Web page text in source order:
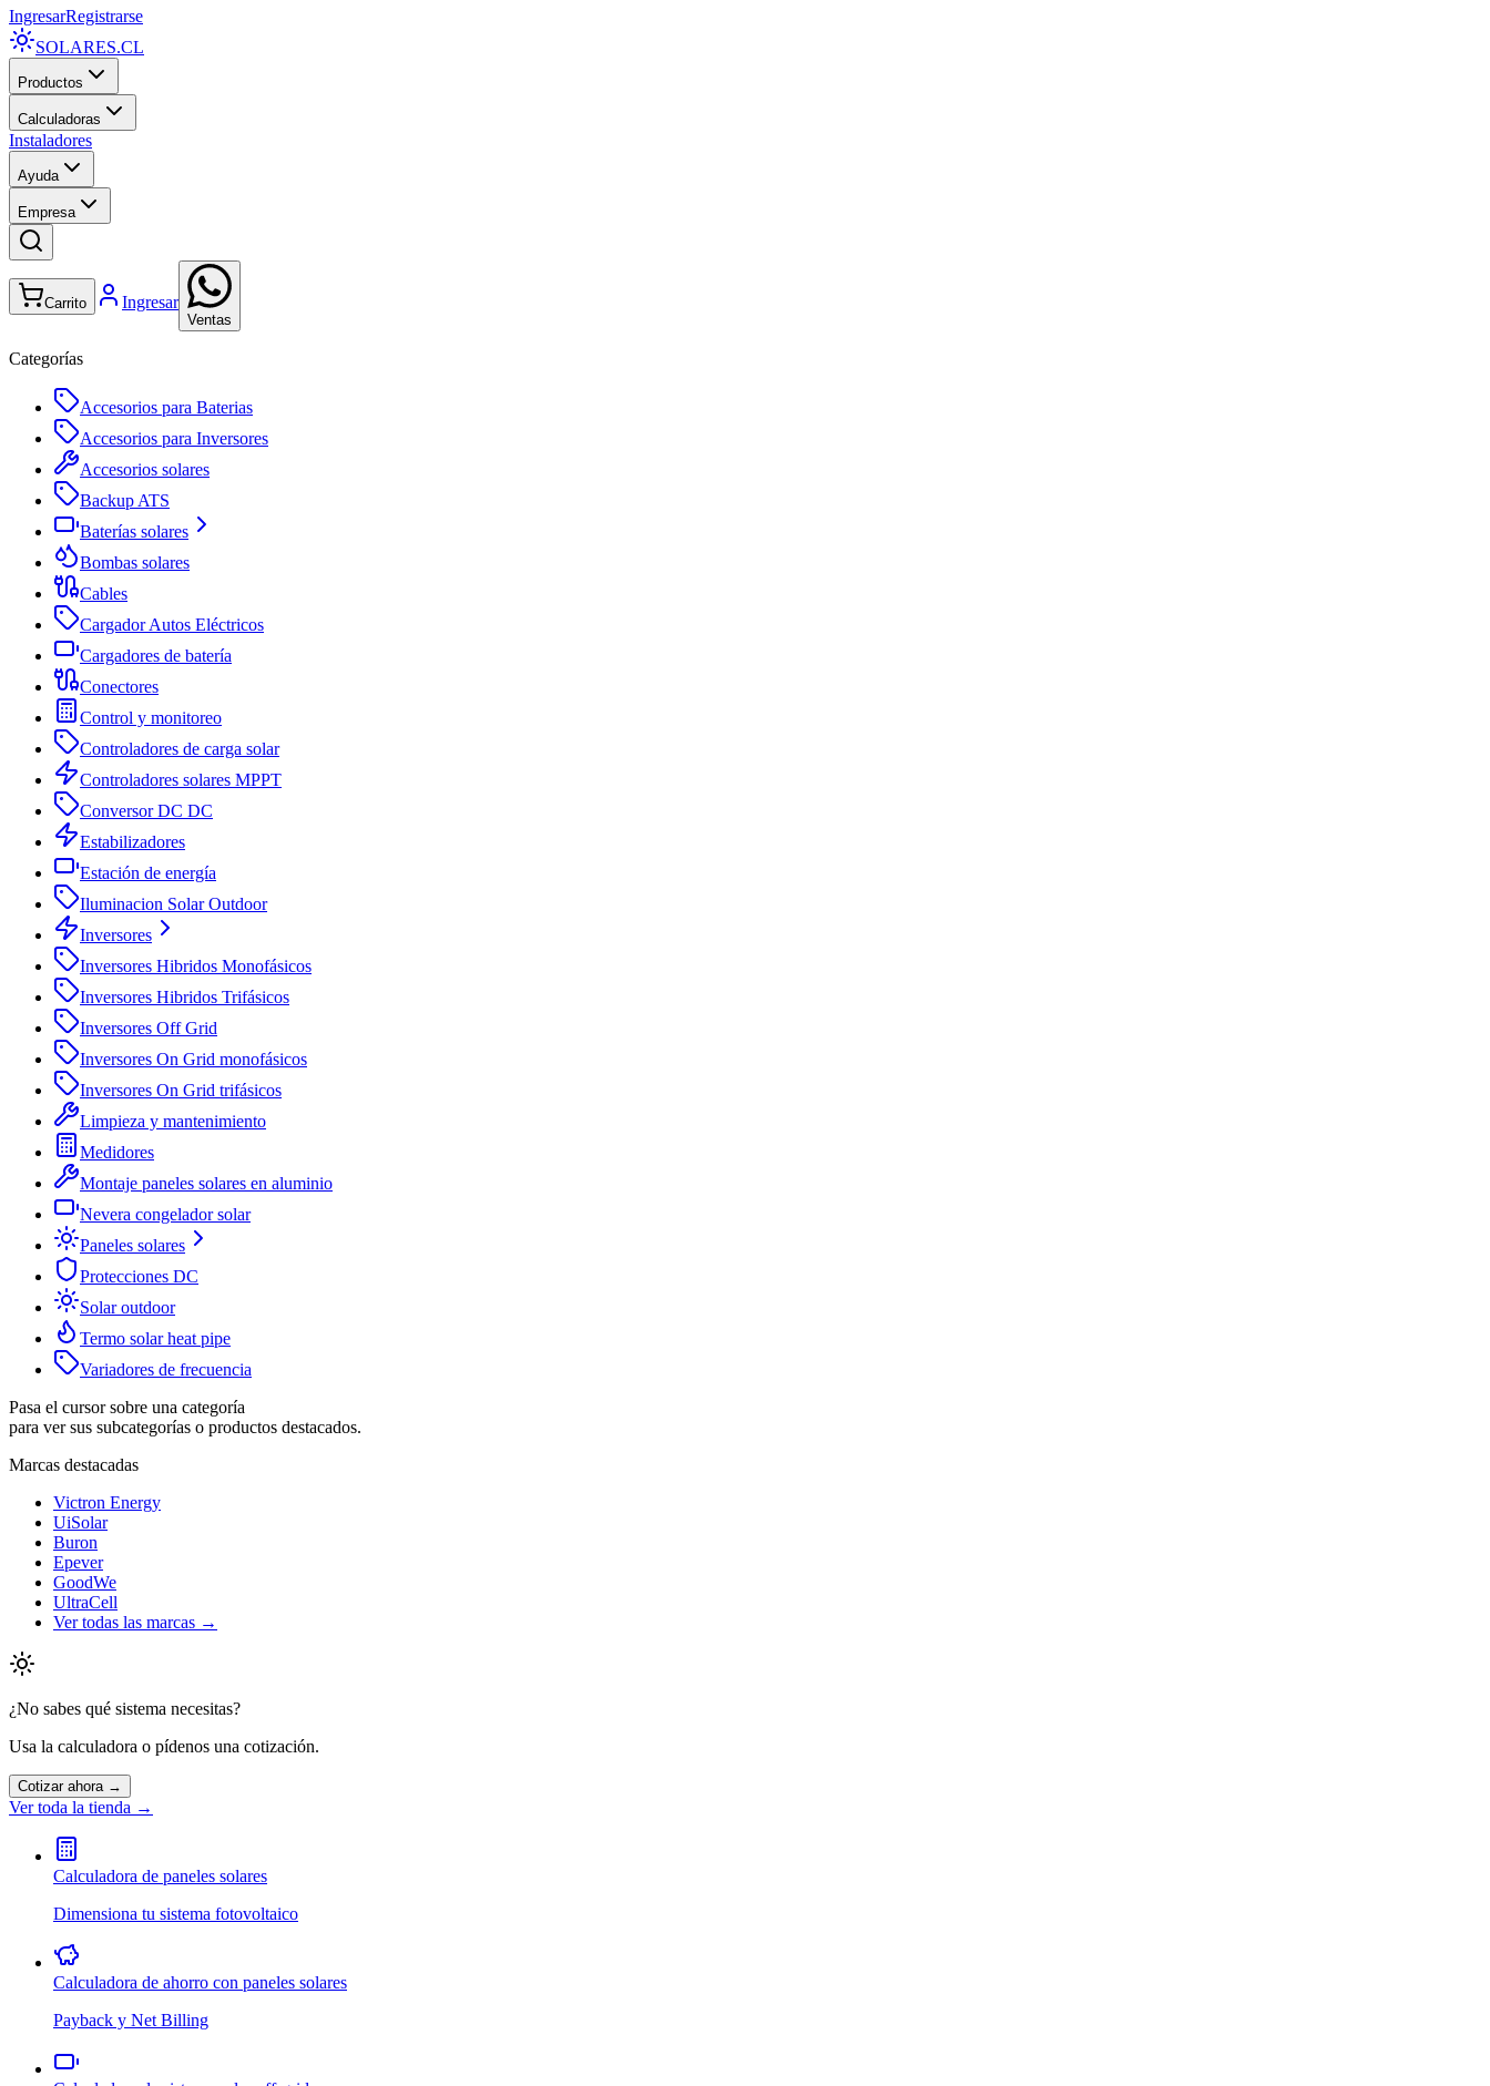
IngresarRegistrarse
SOLARES.CL
Productos
Calculadoras
Instaladores
Ayuda
Empresa
Carrito Ingresar
Ventas
Categorías
Accesorios para Baterias
Accesorios para Inversores
Accesorios solares
Backup ATS
Baterías solares
Bombas solares
Cables
Cargador Autos Eléctricos
Cargadores de batería
Conectores
Control y monitoreo
Controladores de carga solar
Controladores solares MPPT
Conversor DC DC
Estabilizadores
Estación de energía
Iluminacion Solar Outdoor
Inversores
Inversores Hibridos Monofásicos
Inversores Hibridos Trifásicos
Inversores Off Grid
Inversores On Grid monofásicos
Inversores On Grid trifásicos
Limpieza y mantenimiento
Medidores
Montaje paneles solares en aluminio
Nevera congelador solar
Paneles solares
Protecciones DC
Solar outdoor
Termo solar heat pipe
Variadores de frecuencia
Pasa el cursor sobre una categoría
para ver sus subcategorías o productos destacados.
Marcas destacadas
Victron Energy
UiSolar
Buron
Epever
GoodWe
UltraCell
Ver todas las marcas →
¿No sabes qué sistema necesitas?
Usa la calculadora o pídenos una cotización.
Cotizar ahora →
Ver toda la tienda →
Calculadora de paneles solares
Dimensiona tu sistema fotovoltaico
Calculadora de ahorro con paneles solares
Payback y Net Billing